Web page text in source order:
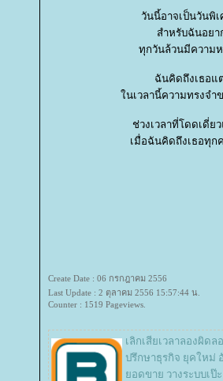
วันนี้อาจเป็นวันพิ
สำหรับฉันอยา
ทุกวันล้วนมีความ
ฉันคิดถึงเธอแ
นเวลานี้ความทรงจำ
ช่วงเวลาที่โดดเดี่ย
เมื่อฉันคิดถึงเธอทุก
Create Date : 06 กรกฎาคม 2556
Last Update : 2 ตุลาคม 2556 15:57:44 น.
Counter : 1519 Pageviews.
เลิกเสียเวลาลองผิดล
ปรึกษาธุรกิจ ยุคใหม่
อดขาย วางระบบเป๊